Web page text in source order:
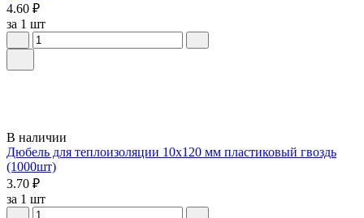
4.60 ₽
за 1 шт
В наличии
Дюбель для теплоизоляции 10х120 мм пластиковый гвоздь
(1000шт)
3.70 ₽
за 1 шт